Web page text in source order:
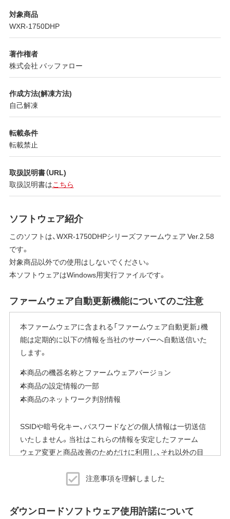
対象商品
WXR-1750DHP
著作権者
株式会社 バッファロー
作成方法(解凍方法)
自己解凍
転載条件
転載禁止
取扱説明書（URL)
取扱説明書はこちら
ソフトウェア紹介
このソフトは、WXR-1750DHPシリーズファームウェア Ver.2.58
です。
対象商品以外での使用はしないでください。
本ソフトウェアはWindows用実行ファイルです。
ファームウェア自動更新機能についてのご注意
本ファームウェアに含まれる「ファームウェア自動更新」機
能は定期的に以下の情報を当社のサーバーへ自動送信いた
します。
本商品の機器名称とファームウェアバージョン
本商品の設定情報の一部
本商品のネットワーク判別情報
SSIDや暗号化キー、パスワードなどの個人情報は一切送信
いたしません。当社はこれらの情報を安定したファーム
ウェア変更と商品改善のためだけに利用し、それ以外の目
※本機能を停止する方法
完了後すぐにエアステーション設定ツールから商品本体の
注意事項を理解しました
ダウンロードソフトウェア使用許諾について